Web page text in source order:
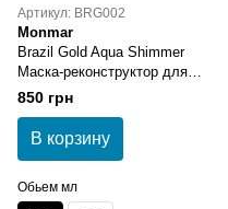
Артикул: BRG002
Monmar
Brazil Gold Aqua Shimmer
Маска-реконструктор для
увлажнения и блеска волос
300 мл
850 грн
В корзину
Обьем мл